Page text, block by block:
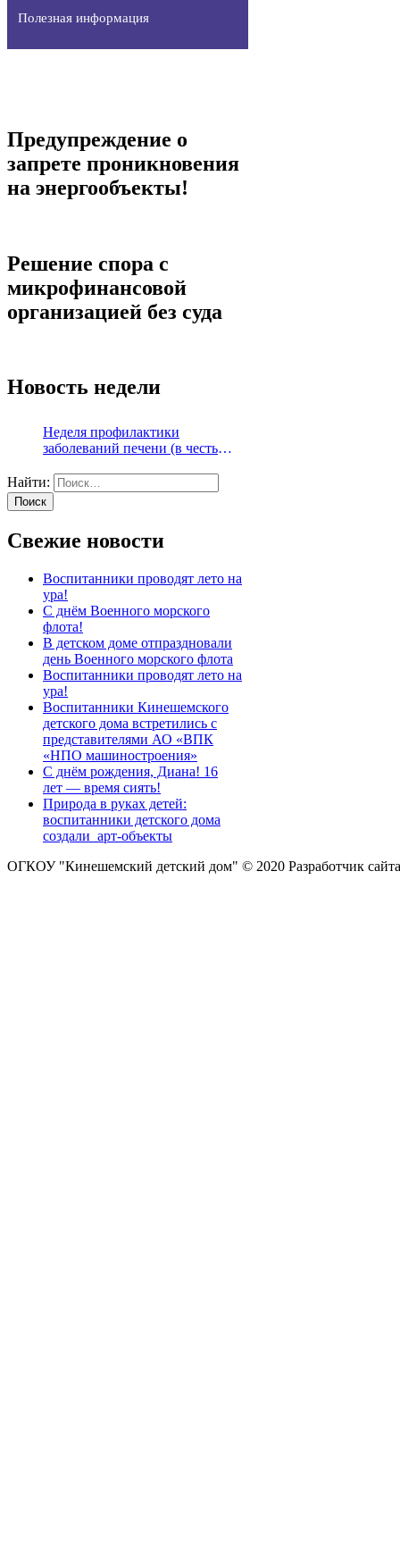
Полезная информация
Предупреждение о
запрете проникновения
на энергообъекты!
Решение спора с
микрофинансовой
организацией без суда
Новость недели
Неделя профилактики
заболеваний печени (в честь
гепатитом 28 июля)
Найти:
Свежие новости
Воспитанники проводят лето на
ура!
С днём Военного морского
флота!
В детском доме отпраздновали
день Военного морского флота
Воспитанники проводят лето на
ура!
Воспитанники Кинешемского
детского дома встретились с
представителями АО «ВПК
«НПО машиностроения»
С днём рождения, Диана! 16
лет — время сиять!
Природа в руках детей:
воспитанники детского дома
создали арт-объекты
ОГКОУ "Кинешемский детский дом" © 2020 Разработчик